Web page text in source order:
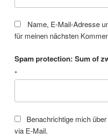
Name, E-Mail-Adresse
für meinen nächsten
Spam protection: Sum of
*
Benachrichtige mich
via E-Mail.